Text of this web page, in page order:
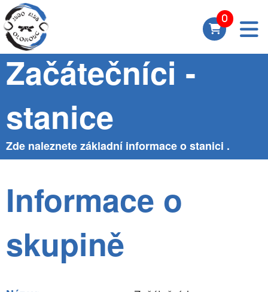
Skupina
Začátečníci -
stanice
Zde naleznete základní informace o stanici .
Informace o
skupině